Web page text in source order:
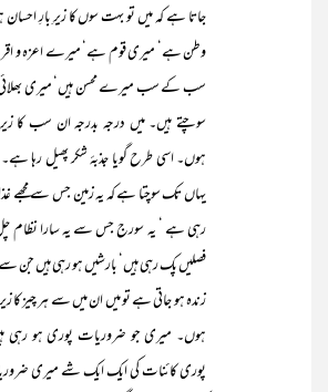
جاتا ہے کہ میں تو بہت سوں کا زیرِ بارِ
وطن ہے‘ میری قوم ہے‘ میرے اعزہ و
سب کے سب میرے محسن ہیں‘ میری
سوچتے ہیں۔ میں درجہ بدرجہ ان سب کا
ہوں۔ اسی طرح گویا جذبۂ شکر پھیل رہا
یہاں تک سوچتا ہے کہ یہ زمین جس سے مجھے
رہی ہے ‘ یہ سورج جس سے یہ سارا نظام
فصلیں پک رہی ہیں‘ بارشیں ہو رہی ہیں جن
زندہ ہو جاتی ہے تو میں ان میں سے ہر چیز کا
ہوں۔ میری جو ضروریات پوری ہو رہی
پوری کائنات کی ایک ایک شے میری